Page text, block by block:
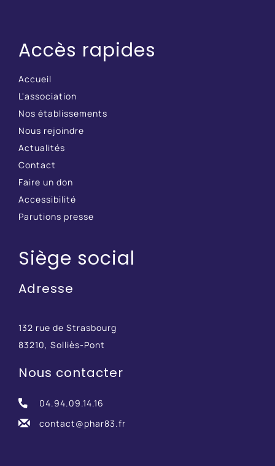
Accès rapides
Accueil
L'association
Nos établissements
Nous rejoindre
Actualités
Contact
Faire un don
Accessibilité
Parutions presse
Siège social
Adresse
132 rue de Strasbourg
83210, Solliès-Pont
Nous contacter
04.94.09.14.16
contact@phar83.fr